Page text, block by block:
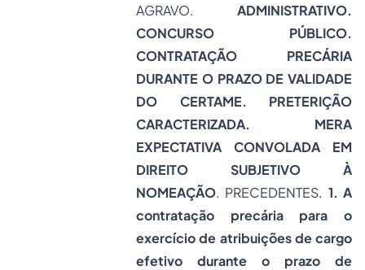
AGRAVO. ADMINISTRATIVO.
CONCURSO PÚBLICO.
CONTRATAÇÃO PRECÁRIA
DURANTE O PRAZO DE VALIDADE
DO CERTAME. PRETERIÇÃO
CARACTERIZADA. MERA
EXPECTATIVA CONVOLADA EM
DIREITO SUBJETIVO À
NOMEAÇÃO. PRECEDENTES. 1. A
contratação precária para o
exercício de atribuições de cargo
efetivo durante o prazo de